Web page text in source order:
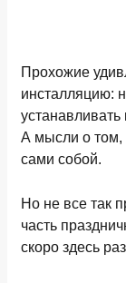
Прохожие
инсталляцию:
А мысли о том,
сами собой.
Но не все так
часть
скоро здесь